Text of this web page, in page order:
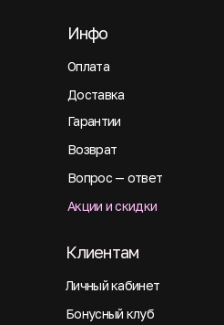
Оплата
Инфо
Доставка
Гарантии
Возврат
Вопрос — ответ
Акции и скидки
Личный кабинет
Клиентам
Бонусный клуб